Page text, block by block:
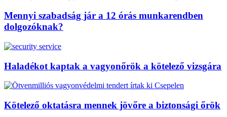
Mennyi szabadság jár a 12 órás munkarendben
dolgozóknak?
Haladékot kaptak a vagyonőrök a kötelező vizsgára
Kötelező oktatásra mennek jövőre a biztonsági őrök